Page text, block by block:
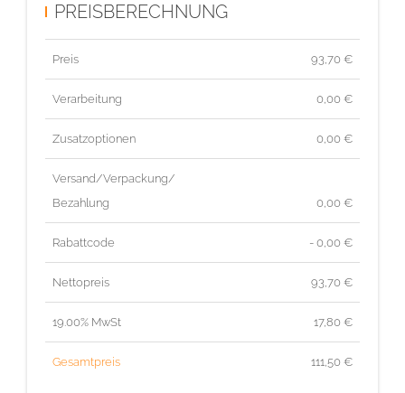
PREISBERECHNUNG
Preis 93,70 €
Verarbeitung 0,00 €
Zusatzoptionen 0,00 €
Versand/Verpackung/
Bezahlung
0,00 €
Rabattcode - 0,00 €
Nettopreis 93,70 €
19.00% MwSt 17,80 €
Gesamtpreis 111,50 €